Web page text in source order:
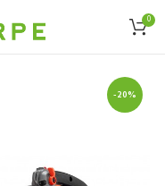
0
-20%